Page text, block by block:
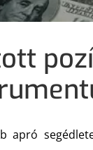
apró